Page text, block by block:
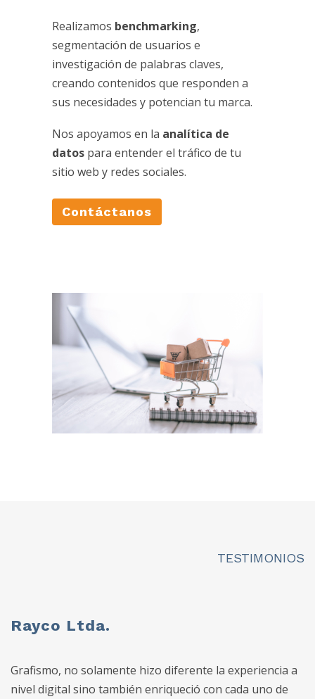
Realizamos benchmarking,
segmentación de usuarios e
investigación de palabras claves,
creando contenidos que responden a
sus necesidades y potencian tu marca.
Nos apoyamos en la analítica de
datos para entender el tráfico de tu
sitio web y redes sociales.
Contáctanos
TESTIMONIOS
Rayco Ltda.
Grafismo, no solamente hizo diferente la experiencia a
nivel digital sino también enriqueció con cada uno de